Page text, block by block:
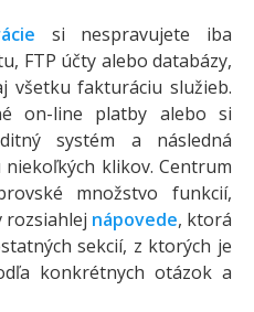
si nespravujete iba
FTP účty alebo databázy,
všetku fakturáciu služieb.
on-line platby alebo si
systém a následná
klikov. Centrum
množstvo funkcií,
rozsiahlej nápovede, ktorá
sekcií, z ktorých je
konkrétnych otázok a